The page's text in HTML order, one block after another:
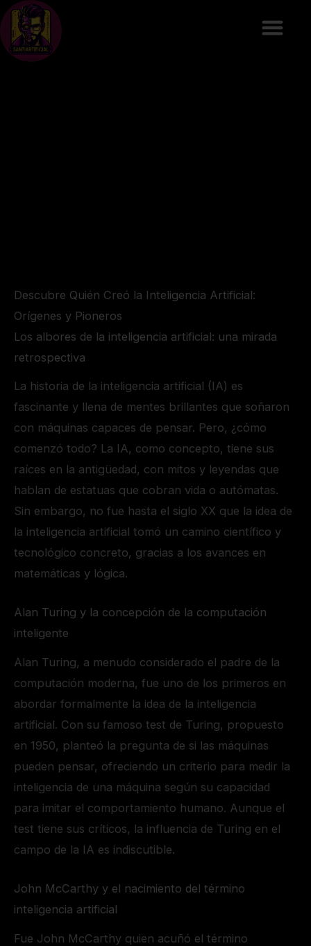
Ir
contenido
Descubre Quién Creó la Inteligencia Artificial:
Orígenes y Pioneros
Los albores de la inteligencia artificial: una mirada
retrospectiva
La historia de la inteligencia artificial (IA) es
fascinante y llena de mentes brillantes que soñaron
con máquinas capaces de pensar. Pero, ¿cómo
comenzó todo? La IA, como concepto, tiene sus
raíces en la antigüedad, con mitos y leyendas que
hablan de estatuas que cobran vida o autómatas.
Sin embargo, no fue hasta el siglo XX que la idea de
la inteligencia artificial tomó un camino científico y
tecnológico concreto, gracias a los avances en
matemáticas y lógica.
Alan Turing y la concepción de la computación
inteligente
Alan Turing, a menudo considerado el padre de la
computación moderna, fue uno de los primeros en
abordar formalmente la idea de la inteligencia
artificial. Con su famoso test de Turing, propuesto
en 1950, planteó la pregunta de si las máquinas
pueden pensar, ofreciendo un criterio para medir la
inteligencia de una máquina según su capacidad
para imitar el comportamiento humano. Aunque el
test tiene sus críticos, la influencia de Turing en el
campo de la IA es indiscutible.
John McCarthy y el nacimiento del término
inteligencia artificial
Fue John McCarthy quien acuñó el término